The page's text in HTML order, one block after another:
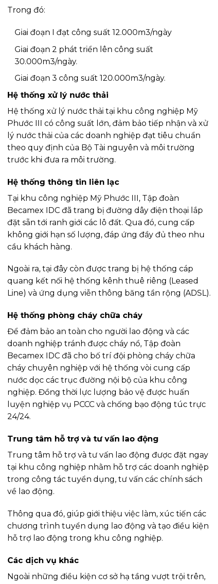
Trong đó:
Giai đoạn I đạt công suất 12.000m3/ngày
Giai đoạn 2 phát triển lên công suất
30.000m3/ngày.
Giai đoạn 3 công suất 120.000m3/ngày.
Hệ thống xử lý nước thải
Hệ thống xử lý nước thải tại khu công nghiệp Mỹ
Phước III có công suất lớn, đảm bảo tiếp nhận và xử
lý nước thải của các doanh nghiệp đạt tiêu chuẩn
theo quy định của Bộ Tài nguyên và môi trường
trước khi đưa ra môi trường.
Hệ thống thông tin liên lạc
Tại khu công nghiệp Mỹ Phước III, Tập đoàn
Becamex IDC đã trang bị đường dây điện thoại lắp
đặt sẵn tới ranh giới các lô đất. Qua đó, cung cấp
không giới hạn số lượng, đáp ứng đầy đủ theo nhu
cầu khách hàng.
Ngoài ra, tại đây còn được trang bị hệ thống cáp
quang kết nối hệ thống kênh thuê riêng (Leased
Line) và ứng dụng viễn thông băng tần rộng (ADSL).
Hệ thống phòng cháy chữa cháy
Để đảm bảo an toàn cho người lao động và các
doanh nghiệp tránh được cháy nổ, Tập đoàn
Becamex IDC đã cho bố trí đội phòng cháy chữa
cháy chuyên nghiệp với hệ thống vòi cung cấp
nước dọc các trục đường nội bộ của khu công
nghiệp. Đồng thời lực lượng bảo vệ được huấn
luyện nghiệp vụ PCCC và chống bạo động túc trực
24/24.
Trung tâm hỗ trợ và tư vấn lao động
Trung tâm hỗ trợ và tư vấn lao động được đặt ngay
tại khu công nghiệp nhằm hỗ trợ các doanh nghiệp
trong công tác tuyển dụng, tư vấn các chính sách
về lao động.
Thông qua đó, giúp giới thiệu việc làm, xúc tiến các
chương trình tuyển dụng lao động và tạo điều kiện
hỗ trợ lao động trong khu công nghiệp.
Các dịch vụ khác
Ngoài những điều kiện cơ sở hạ tầng vượt trội trên,